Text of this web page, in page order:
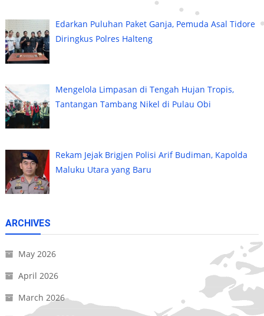
Edarkan Puluhan Paket Ganja, Pemuda Asal Tidore
Diringkus Polres Halteng
Mengelola Limpasan di Tengah Hujan Tropis,
Tantangan Tambang Nikel di Pulau Obi
Rekam Jejak Brigjen Polisi Arif Budiman, Kapolda
Maluku Utara yang Baru
ARCHIVES
May 2026
April 2026
March 2026